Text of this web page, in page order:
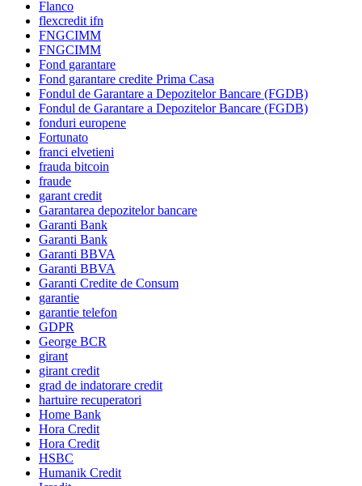
Flanco
flexcredit ifn
FNGCIMM
FNGCIMM
Fond garantare
Fond garantare credite Prima Casa
Fondul de Garantare a Depozitelor Bancare (FGDB)
Fondul de Garantare a Depozitelor Bancare (FGDB)
fonduri europene
Fortunato
franci elvetieni
frauda bitcoin
fraude
garant credit
Garantarea depozitelor bancare
Garanti Bank
Garanti Bank
Garanti BBVA
Garanti BBVA
Garanti Credite de Consum
garantie
garantie telefon
GDPR
George BCR
girant
girant credit
grad de indatorare credit
hartuire recuperatori
Home Bank
Hora Credit
Hora Credit
HSBC
Humanik Credit